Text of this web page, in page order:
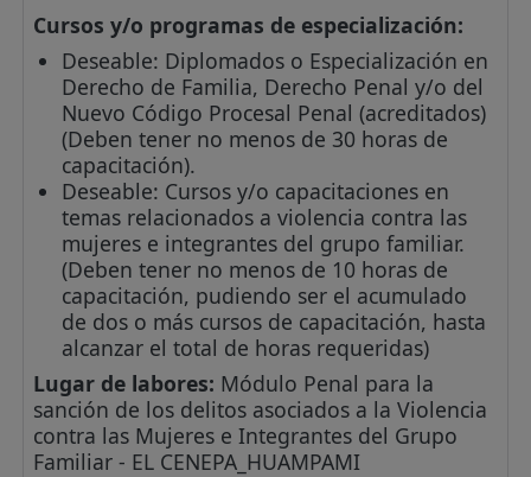
Cursos y/o programas de especialización:
Deseable: Diplomados o Especialización en
Derecho de Familia, Derecho Penal y/o del
Nuevo Código Procesal Penal (acreditados)
(Deben tener no menos de 30 horas de
capacitación).
Deseable: Cursos y/o capacitaciones en
temas relacionados a violencia contra las
mujeres e integrantes del grupo familiar.
(Deben tener no menos de 10 horas de
capacitación, pudiendo ser el acumulado
de dos o más cursos de capacitación, hasta
alcanzar el total de horas requeridas)
Lugar de labores: Módulo Penal para la
sanción de los delitos asociados a la Violencia
contra las Mujeres e Integrantes del Grupo
Familiar - EL CENEPA_HUAMPAMI